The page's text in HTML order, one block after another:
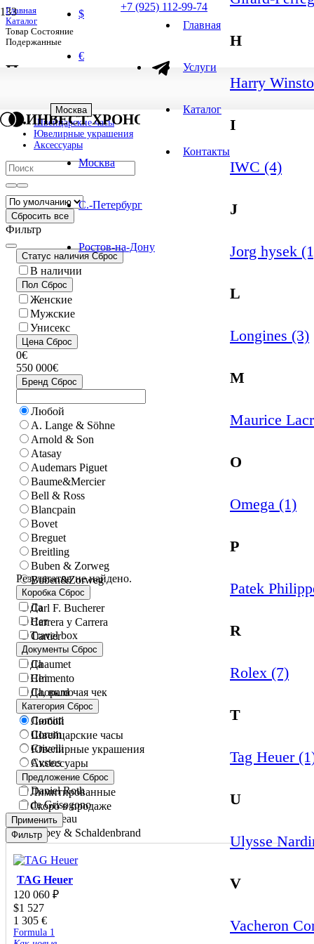
+7 (925) 112-99-74
$
€
Москва
Москва
С.-Петербург
Ростов-на-Дону
Главная
Услуги
Каталог
Контакты
H
Harry
I
IWC (4)
J
Jorg hysek
L
Longines (3)
M
Maurice
O
Omega (1)
P
Patek
R
Rolex (7)
T
Tag Heuer
U
Ulysse
V
Vacheron
ИНВЕСТ ХРОНО
Главная
Каталог
Товар Состояние
Подержанные
Подержанные
942результатов
Швейцарские часы
Ювелирные украшения
Аксессуары
Сбросить все
Фильтр
Статус наличия Сброс
В наличии
Пол Сброс
Женские
Мужские
Унисекс
Цена Сброс
0€
550 000€
Бренд Сброс
Любой
A. Lange & Söhne
Arnold & Son
Atasay
Audemars Piguet
Baume&Mercier
Bell & Ross
Blancpain
Bovet
Breguet
Breitling
Buben & Zorweg
Buben&Zorweg
Bvlgari
Carl F. Bucherer
Carrera y Carrera
Cartier
Chanel
Chaumet
Chimento
Chopard
Chronoswiss
Comitti
Corum
Crivelli
Cvstos
Damiani
Daniel Roth
de Grisogono
DeLaneau
Dubey & Schaldenbrand
Eberhard & Co.
F.P. Journe
Franck Muller
Frederique Constant
Gavello
Gerald Genta
Giorgio Visconti
Результатов не найдено.
Коробка Сброс
Да
Нет
Travel box
Документы Сброс
Да
Нет
Да, включая чек
Категория Сброс
Любой
Швейцарские часы
Ювелирные украшения
Аксессуары
Предложение Сброс
Лимитированные
Скоро в продаже
Применить
Фильтр
TAG Heuer
120 060 ₽
$1 527
1 305 €
Formula 1